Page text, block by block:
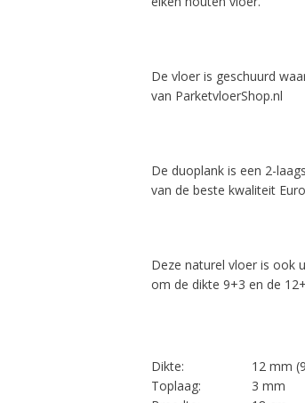
De vloer is geschuurd
van ParketvloerShop.nl
De duoplank is een 2-
van de beste kwaliteit
Deze naturel vloer is ook
om de dikte 9+3 en de
Dikte:
Toplaag:
12 mm
3 mm